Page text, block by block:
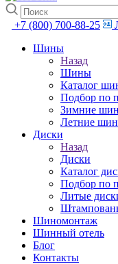
+7 (800) 700-88-25
Шины
Назад
Шины
Каталог
Подбор по
Зимние
Летние
Диски
Назад
Диски
Каталог
Подбор по
Литые
Шиномонтаж
Шинный отель
Блог
Контакты